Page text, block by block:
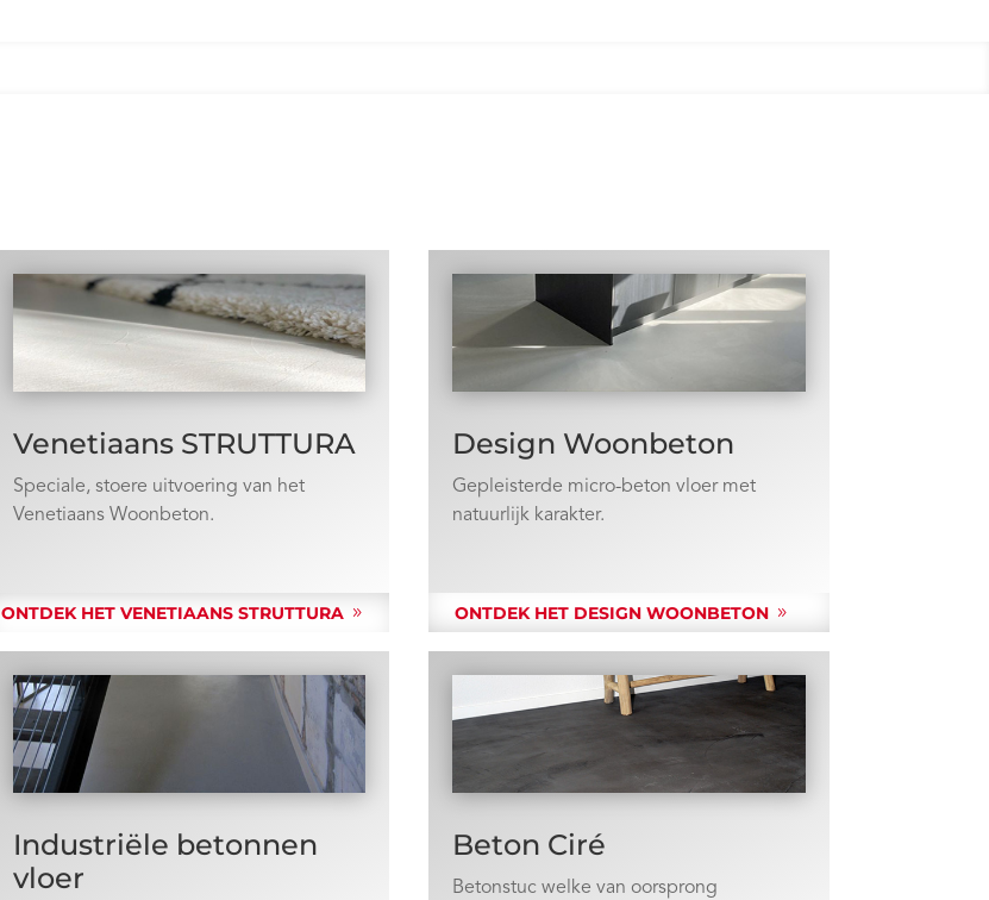
Venetiaans STRUTTURA
Speciale, stoere uitvoering van het
Venetiaans Woonbeton.
ONTDEK HET VENETIAANS STRUTTURA
Industriële betonnen
vloer
Design Woonbeton
Gepleisterde micro-beton vloer met
natuurlijk karakter.
ONTDEK HET DESIGN WOONBETON
Beton Ciré
Betonstuc welke van oorsprong